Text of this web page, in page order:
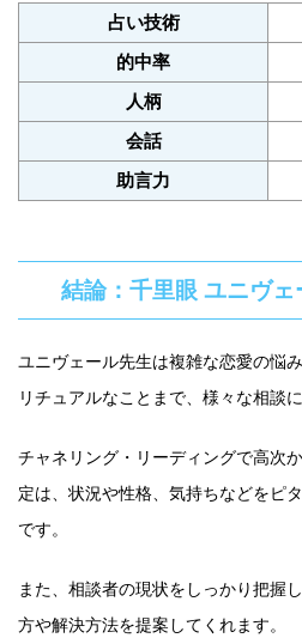
占い技術
的中率
人柄
会話
助言力
結論：千里眼 ユニヴ
ユニヴェール先生は複雑な恋愛の悩
リチュアルなことまで、様々な相談
チャネリング・リーディングで高次
定は、状況や性格、気持ちなどをピ
です。
また、相談者の現状をしっかり把握
方や解決方法を提案してくれます。